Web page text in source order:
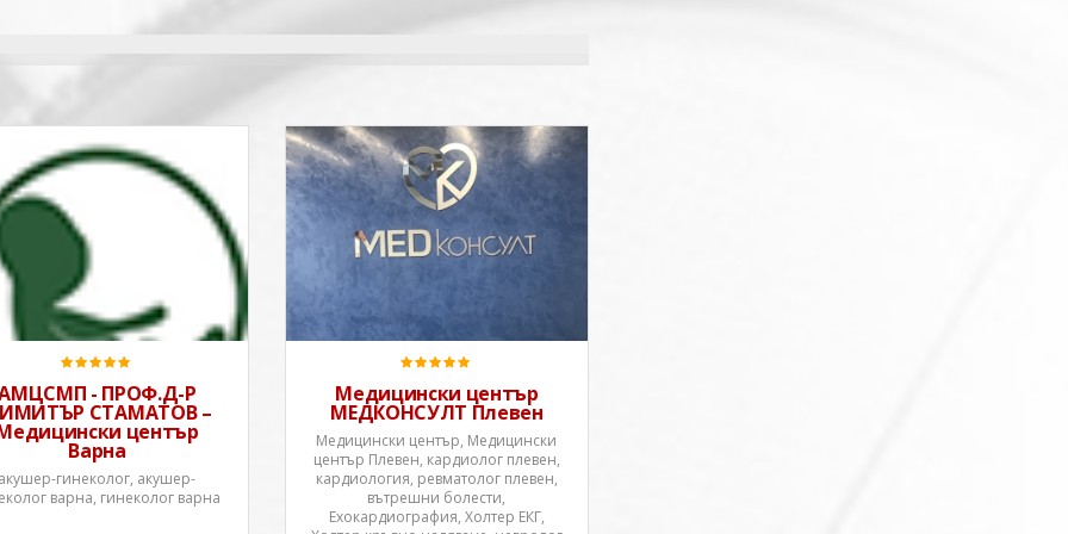
- ПРОФ.Д-Р
СТАМАТОВ –
център
Варна
акушер-гинеколог, акушер-
варна, гинеколог варна
Медицински център
МЕДКОНСУЛТ Плевен
Медицински център, Медицински
център Плевен, кардиолог плевен,
кардиология, ревматолог плевен,
вътрешни болести,
Ехокардиография, Холтер ЕКГ,